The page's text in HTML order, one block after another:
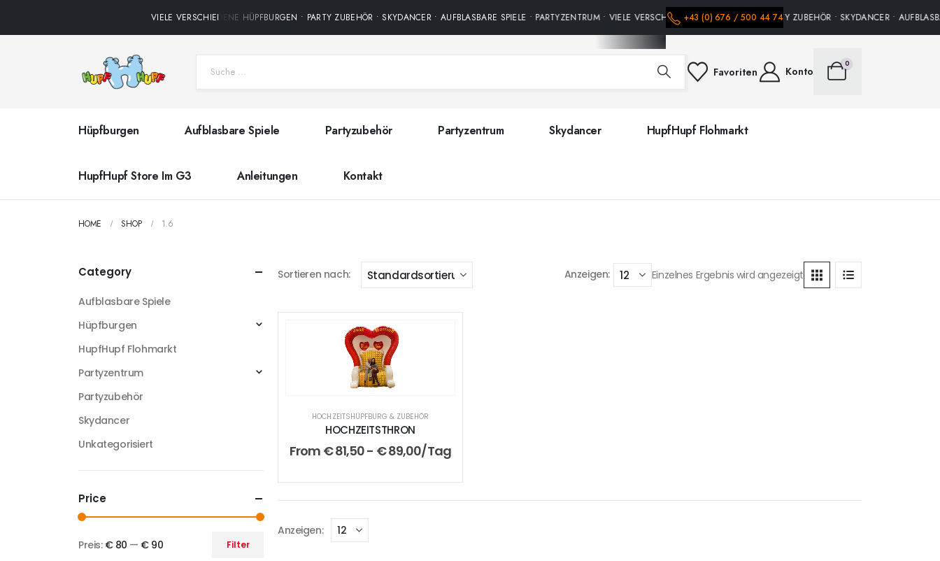
VIELE VERSCHIEDENE HÜPFBURGEN • PARTY ZUBEHÖR • SKYDANCER • AUFBLASBARE SPIELE • PARTYZENTRUM • VIELE VERSCHIEDENE HÜPFBURGEN • PARTY ZUBEHÖR • SKYDANCER •
+43 (0) 676 / 500 44 74
Favoriten Konto
0
Hüpfburgen Aufblasbare Spiele Partyzubehör Partyzentrum Skydancer HupfHupf Flohmarkt
HupfHupf Store Im G3 Anleitungen Kontakt
HOME SHOP 1.6
Sortieren nach: Anzeigen: Einzelnes Ergebnis wird angezeigt
HOCHZEITSHÜPFBURG & ZUBEHÖR
HOCHZEITSTHRON
From €81,50- €89,00/Tag
Anzeigen:
Category
Aufblasbare Spiele
Hüpfburgen
HupfHupf Flohmarkt
Partyzentrum
Partyzubehör
Skydancer
Unkategorisiert
Price
Filter
Preis: € 80 — € 90